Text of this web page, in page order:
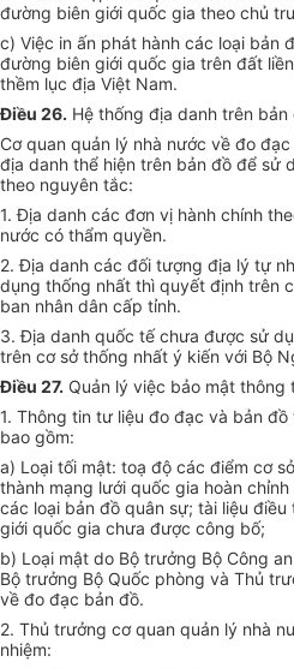
đường biên giới quốc gia theo chủ
c) Việc in ấn phát hành các loại bản
đường biên giới quốc gia trên đất
thềm lục địa Việt Nam.
Điều 26. Hệ thống địa danh trên bản
Cơ quan quản lý nhà nước về đo
địa danh thể hiện trên bản đồ để sử
theo nguyên tắc:
1. Địa danh các đơn vị hành chính
nước có thẩm quyền.
2. Địa danh các đối tượng địa lý tự
dụng thống nhất thì quyết định trên
ban nhân dân cấp tỉnh.
3. Địa danh quốc tế chưa được sử
trên cơ sở thống nhất ý kiến với Bộ
Điều 27. Quản lý việc bảo mật
1. Thông tin tư liệu đo đạc và bản
bao gồm:
a) Loại tối mật: toạ độ các điểm cơ
thành mạng lưới quốc gia hoàn
các loại bản đồ quân sự; tài liệu
giới quốc gia chưa được công bố;
b) Loại mật do Bộ trưởng Bộ Công
Bộ trưởng Bộ Quốc phòng và Thủ
về đo đạc bản đồ.
2. Thủ trưởng cơ quan quản lý nhà
nhiệm: